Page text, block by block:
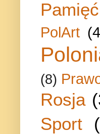
Pamięć
PolArt
(8)
Rosja
Sport